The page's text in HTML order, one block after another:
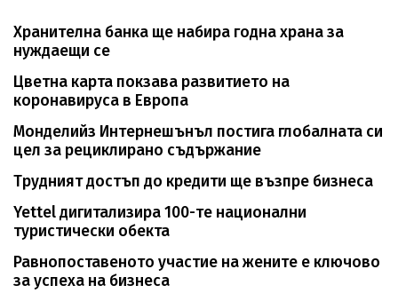
Хранителна банка ще набира годна храна за
нуждаещи се
Цветна карта покзава развитието на
коронавируса в Европа
Монделийз Интернешънъл постига глобалната си
цел за рециклирано съдържание
Трудният достъп до кредити ще възпре бизнеса
Yettel дигитализира 100-те национални
туристически обекта
Равнопоставеното участие на жените е ключово
за успеха на бизнеса